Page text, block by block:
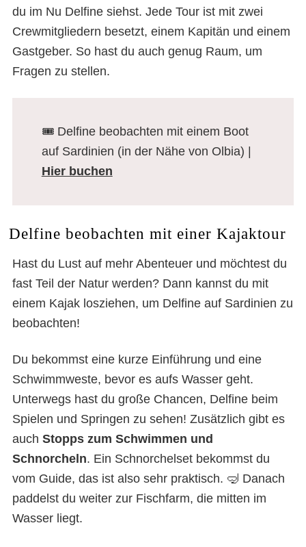
du im Nu Delfine siehst. Jede Tour ist mit zwei
Crewmitgliedern besetzt, einem Kapitän und einem
Gastgeber. So hast du auch genug Raum, um
Fragen zu stellen.
🎟️ Delfine beobachten mit einem Boot
auf Sardinien (in der Nähe von Olbia) |
Hier buchen
Delfine beobachten mit einer Kajaktour
Hast du Lust auf mehr Abenteuer und möchtest du
fast Teil der Natur werden? Dann kannst du mit
einem Kajak losziehen, um Delfine auf Sardinien zu
beobachten!
Du bekommst eine kurze Einführung und eine
Schwimmweste, bevor es aufs Wasser geht.
Unterwegs hast du große Chancen, Delfine beim
Spielen und Springen zu sehen! Zusätzlich gibt es
auch Stopps zum Schwimmen und
Schnorcheln. Ein Schnorchelset bekommst du
vom Guide, das ist also sehr praktisch. 🤿 Danach
paddelst du weiter zur Fischfarm, die mitten im
Wasser liegt.